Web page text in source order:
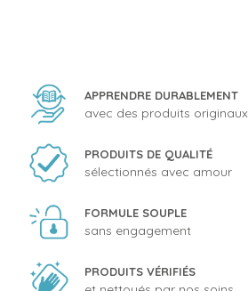
APPRENDRE DURABLEMENT
avec des produits originaux
PRODUITS DE QUALITÉ
sélectionnés avec amour
FORMULE SOUPLE
sans engagement
PRODUITS VÉRIFIÉS